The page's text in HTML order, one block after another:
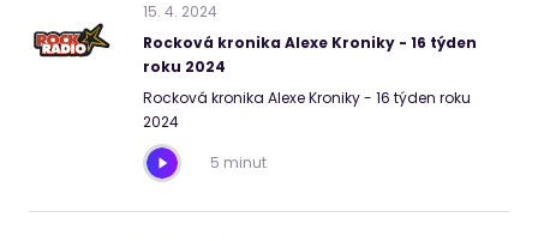
15. 4. 2024
Rocková kronika Alexe Kroniky - 16 týden
roku 2024
Rocková kronika Alexe Kroniky - 16 týden roku
2024
5 minut